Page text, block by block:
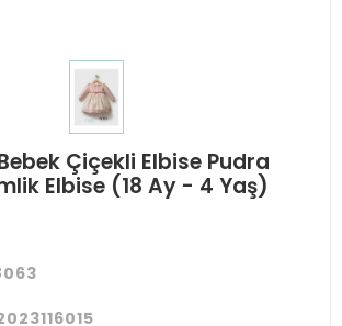
Çiçekli Elbise Pudra
Elbise (18 Ay - 4 Yaş)